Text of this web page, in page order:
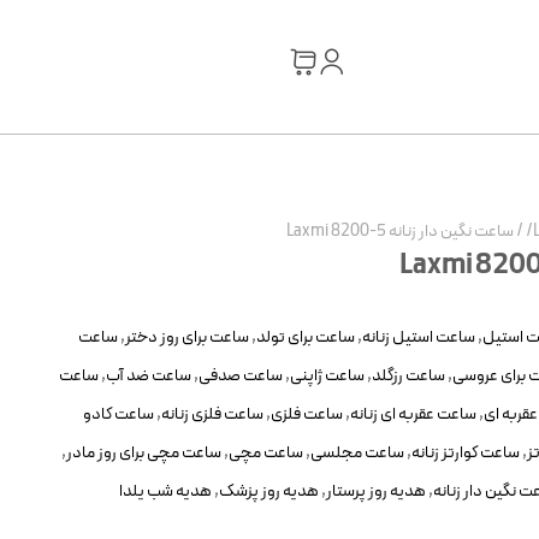
/ساعت نگین دار زنانه Laxmi 8200-5
استیل,ساعت استیل زنانه,ساعت برای تولد,ساعت برای روز دختر,ساعت
برای عروسی,ساعت رزگلد,ساعت ژاپنی,ساعت صدفی,ساعت ضد آب,ساعت
ای,ساعت عقربه ای زنانه,ساعت فلزی,ساعت فلزی زنانه,ساعت کادو
,ساعت کوارتز زنانه,ساعت مجلسی,ساعت مچی,ساعت مچی برای روز مادر,
نگین دار زنانه,هدیه روز پرستار,هدیه روز پزشک,هدیه شب یلدا